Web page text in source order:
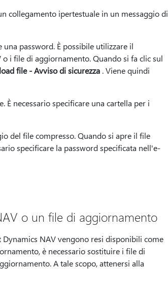
collegamento ipertestuale in un messaggio di
password. È possibile utilizzare il
i file di aggiornamento. Quando si fa clic sul
file - Avviso di sicurezza. Viene quindi
necessario specificare una cartella per i
del file compresso. Quando si apre il file
specificare la password specificata nell'e-
o un file di aggiornamento
NAV vengono resi disponibili come
è necessario sostituire i file di
A tale scopo, attenersi alla